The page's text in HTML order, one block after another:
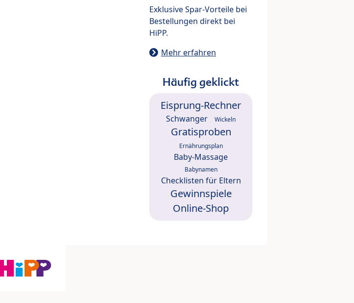
Exklusive Spar-Vorteile bei
Bestellungen direkt bei
HiPP.
Mehr erfahren
Häufig geklickt
Eisprung-Rechner
Schwanger Wickeln
Gratisproben
Ernährungsplan
Baby-Massage
Babynamen
Checklisten für Eltern
Gewinnspiele
Online-Shop